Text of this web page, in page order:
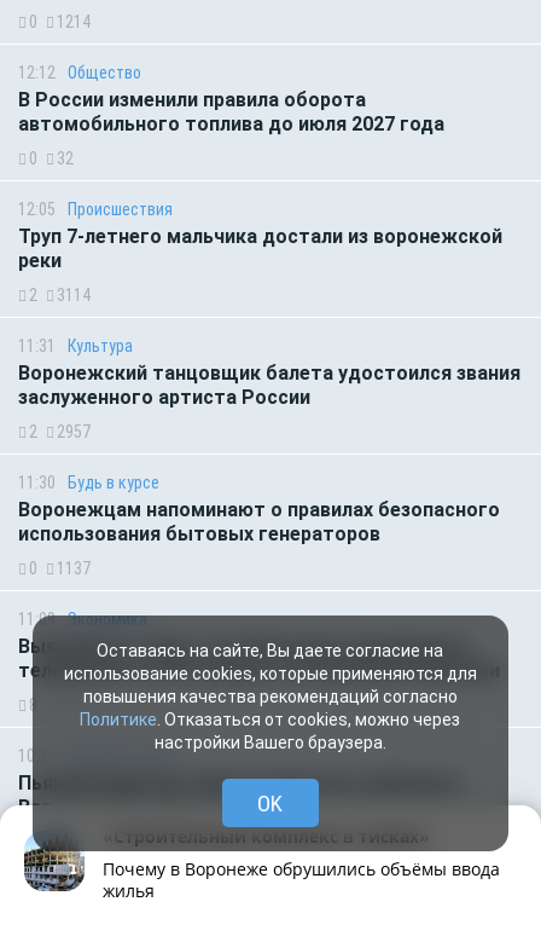
0 1214
12:12 Общество
В России изменили правила оборота
автомобильного топлива до июля 2027 года
0 32
12:05 Происшествия
Труп 7-летнего мальчика достали из воронежской
реки
2 3114
11:31 Культура
Воронежский танцовщик балета удостоился звания
заслуженного артиста России
2 2957
11:30 Будь в курсе
Воронежцам напоминают о правилах безопасного
использования бытовых генераторов
0 1137
11:09 Экономика
Выяснилось, будут ли в Воронеже производить
телевизоры после банкротства крупной компании
8 2776
10:36
Пьяный водитель сбил пятилетнего ребенка в
Воронежской области
1 1702
10:25 Животные
«Строительный комплекс в тисках»
Почему в Воронеже обрушились объёмы ввода
жилья
Оставаясь на сайте, Вы даете согласие на
использование cookies, которые применяются для
повышения качества рекомендаций согласно
Политике . Отказаться от cookies, можно через
настройки Вашего браузера.
OK